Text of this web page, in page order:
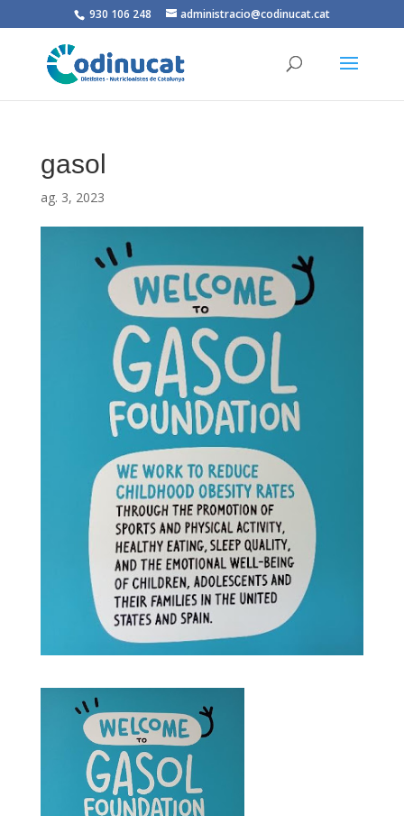
930 106 248 administracio@codinucat.cat
gasol
ag. 3, 2023